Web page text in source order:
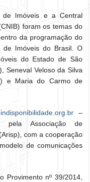
de Imóveis e a Central
foram os temas do
da programação do
de Imóveis do Brasil. O
do Estado de São
Seneval Veloso da Silva
e Maria do Carmo de
–
pela Associação de
com a cooperação
de comunicações
Provimento nº 39/2014,